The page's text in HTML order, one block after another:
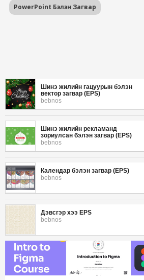
PowerPoint Бэлэн Загвар
Шинэ жилийн гацуурын бэлэн
вектор загвар (EPS)
bebnos
Шинэ жилийн рекламанд
зориулсан бэлэн загвар (EPS)
bebnos
Календар бэлэн загвар (EPS)
bebnos
Дэвсгэр хээ EPS
bebnos